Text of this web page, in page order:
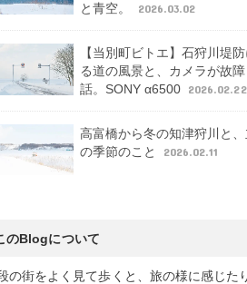
と青空。
2026.03.02
【当別町ビトエ】石狩川堤
る道の風景と、カメラが故障
話。SONY α6500 2026.02.22
高富橋から冬の知津狩川と
の季節のこと
2026.02.11
のBlogについて
の街をよく見て歩くと、旅の様に感じた